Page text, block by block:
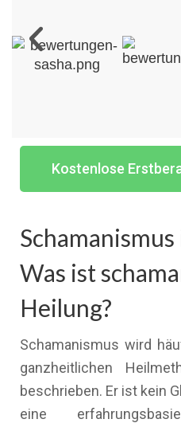
Kostenlose
Was ist
Heilung?
Schamanismus wird
ganzheitlichen
beschrieben. Er ist kein
eine